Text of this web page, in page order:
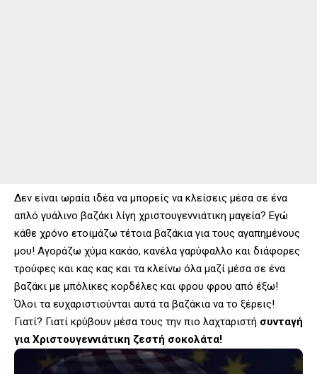
Δεν είναι ωραία ιδέα να μπορείς να κλείσεις μέσα σε ένα
απλό γυάλινο βαζάκι λίγη χριστουγεννιάτικη μαγεία? Εγώ
κάθε χρόνο ετοιμάζω τέτοια βαζάκια για τους αγαπημένους
μου! Αγοράζω χύμα κακάο, κανέλα γαρύφαλλο και διάφορες
τρούφες και κας κας και τα κλείνω όλα μαζί μέσα σε ένα
βαζάκι με μπόλικες κορδέλες και φρου φρου από έξω!
Όλοι τα ευχαριστιούνται αυτά τα βαζάκια να το ξέρεις!
Γιατί? Γιατί κρύβουν μέσα τους την πιο λαχταριστή συνταγή
για Χριστουγεννιάτικη ζεστή σοκολάτα!